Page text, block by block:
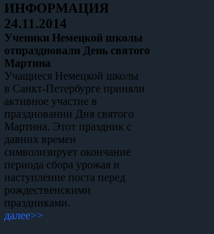
ИНФОРМАЦИЯ
24.11.2014
Ученики Немецкой школы
отпраздновали День святого
Мартина
Учащиеся Немецкой школы
в Санкт-Петербурге приняли
активное участие в
праздновании Дня святого
Мартина. Этот праздник с
давних времен
символизирует окончание
периода сбора урожая и
наступление поста перед
рождественскими
праздниками.
далее>>